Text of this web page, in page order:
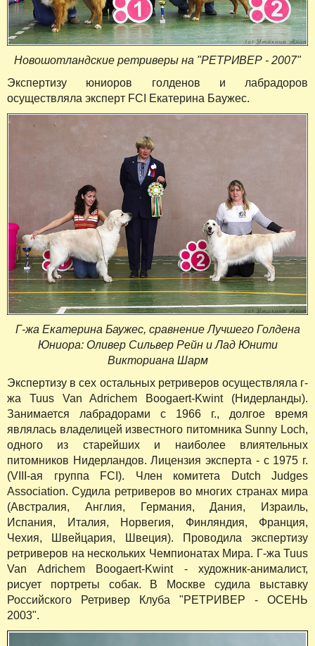
Новошотландские ретриверы на "РЕТРИВЕР - 2007"
Экспертизу юниоров голденов и лабрадоров
осуществляла эксперт FCI Екатерина Баужес.
Г-жа Екатерина Баужес, сравнение Лучшего Голдена
Юниора: Оливер Сильвер Рейн и Лад Юнити
Викториана Шарм
Экспертизу в сех остальных ретриверов осуществляла г-
жа Tuus Van Adrichem Boogaert-Kwint (Нидерланды).
Занимается лабрадорами с 1966 г., долгое время
являлась владелицей известного питомника Sunny Loch,
одного из старейших и наиболее влиятельных
питомников Нидерландов. Лицензия эксперта - с 1975 г.
(VIII-ая группа FCI). Член комитета Dutch Judges
Association. Судила ретриверов во многих странах мира
(Австралия, Англия, Германия, Дания, Израиль,
Испания, Италия, Норвегия, Финляндия, Франция,
Чехия, Швейцария, Швеция). Проводила экспертизу
ретриверов на нескольких Чемпионатах Мира. Г-жа Tuus
Van Adrichem Boogaert-Kwint - художник-анималист,
рисует портреты собак. В Москве судила выставку
Российского Ретривер Клуба "РЕТРИВЕР - ОСЕНЬ
2003".